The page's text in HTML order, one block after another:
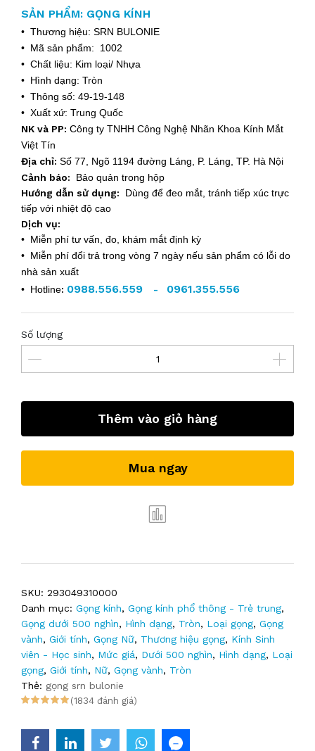
SẢN PHẨM: GỌNG KÍNH
• Thương hiệu: SRN BULONIE
• Mã sản phẩm: 1002
• Chất liệu: Kim loại/ Nhựa
• Hình dạng: Tròn
• Thông số: 49-19-148
• Xuất xứ: Trung Quốc
NK và PP: Công ty TNHH Công Nghệ Nhãn Khoa Kính Mắt
Việt Tín
Địa chỉ: Số 77, Ngõ 1194 đường Láng, P. Láng, TP. Hà Nội
Cảnh báo: Bảo quản trong hộp
Hướng dẫn sử dụng: Dùng để đeo mắt, tránh tiếp xúc trực
tiếp với nhiệt độ cao
Dịch vụ:
• Miễn phí tư vấn, đo, khám mắt định kỳ
• Miễn phí đổi trả trong vòng 7 ngày nếu sản phẩm có lỗi do
nhà sản xuất
• Hotline: 0988.556.559 - 0961.355.556
Số lượng
Thêm vào giỏ hàng
Mua ngay
SKU: 293049310000
Danh mục: Gọng kính, Gọng kính phổ thông - Trẻ trung,
Gọng dưới 500 nghìn, Hình dạng, Tròn, Loại gọng, Gọng
vành, Giới tính, Gọng Nữ, Thương hiệu gọng, Kính Sinh
viên - Học sinh, Mức giá, Dưới 500 nghìn, Hình dạng, Loại
gọng, Giới tính, Nữ, Gọng vành, Tròn
Thẻ: gọng srn bulonie
(1834 đánh giá)